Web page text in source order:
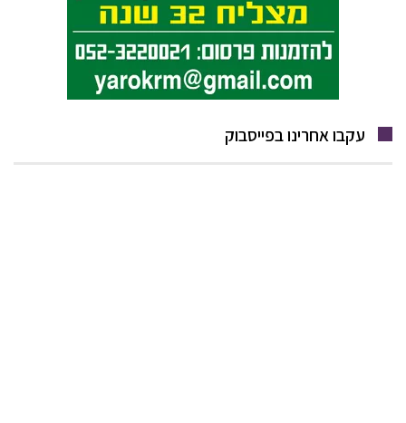
עקבו אחרינו בפייסבוק